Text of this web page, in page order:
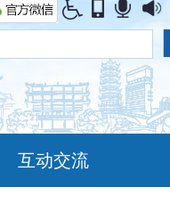
互动交流